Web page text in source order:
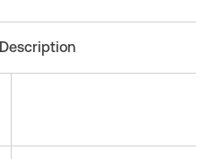
Description